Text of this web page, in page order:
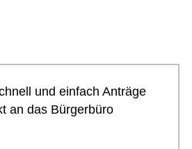
und einfach Anträge
an das Bürgerbüro